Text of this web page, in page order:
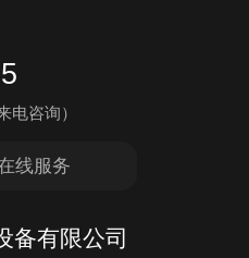
电咨询）
线服务
备有限公司